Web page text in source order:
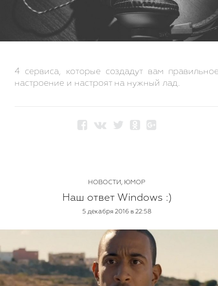
4 сервиса, которые создадут вам
настроение и настроят на нужный лад.
НОВОСТИ , ЮМОР
Наш ответ Windows :)
5 декабря 2016 в 22:58